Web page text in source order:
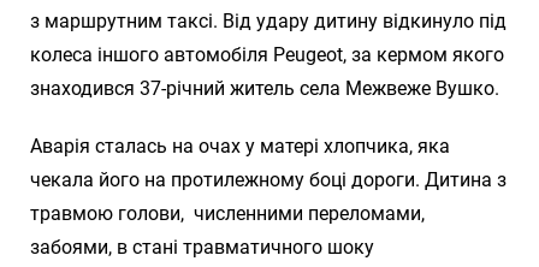
з маршрутним таксі. Від удару дитину відкинуло під
колеса іншого автомобіля Peugeot, за кермом якого
знаходився 37-річний житель села Межвеже Вушко.
Аварія сталась на очах у матері хлопчика, яка
чекала його на протилежному боці дороги. Дитина з
травмою голови, численними переломами,
забоями, в стані травматичного шоку